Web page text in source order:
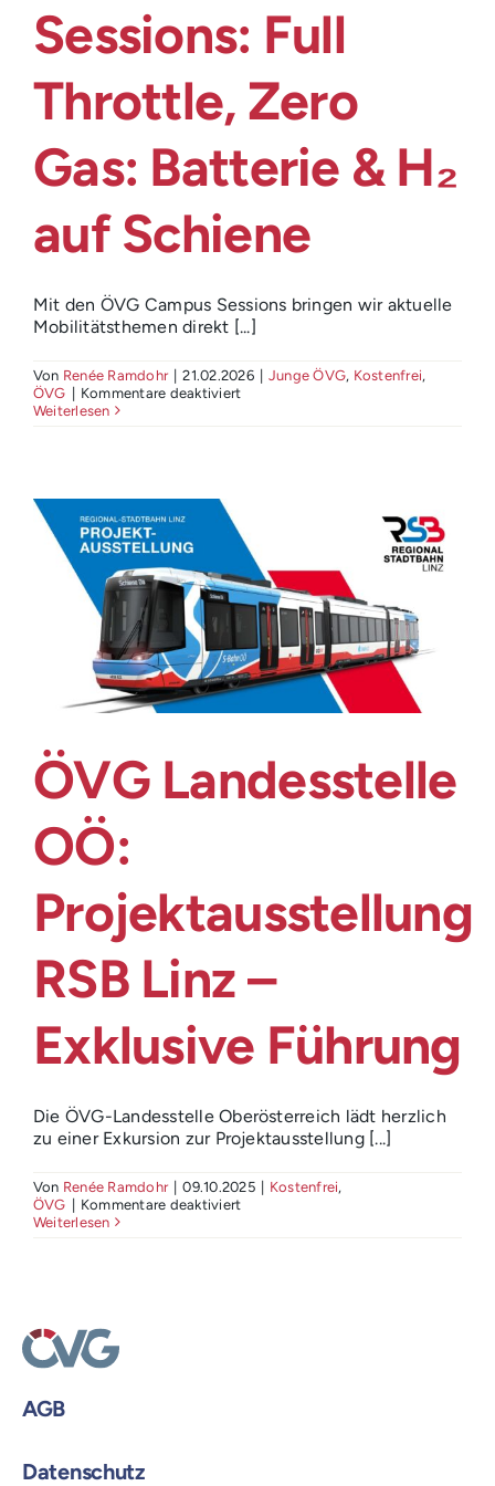
Sessions: Full
Throttle, Zero
Gas: Batterie & H₂
auf Schiene
Mit den ÖVG Campus Sessions bringen wir aktuelle
Mobilitätsthemen direkt [...]
Von Renée Ramdohr | 21.02.2026 | Junge ÖVG, Kostenfrei,
ÖVG | Kommentare deaktiviertfür
Zero
Gas:
Batterie
&
H₂
auf
Schiene
Weiterlesen
ÖVG Landesstelle
OÖ:
Projektausstellung
RSB Linz –
Exklusive Führung
Die ÖVG-Landesstelle Oberösterreich lädt herzlich
zu einer Exkursion zur Projektausstellung [...]
Von Renée Ramdohr | 09.10.2025 | Kostenfrei,
ÖVG | Kommentare deaktiviertfür
Weiterlesen
AGB
Datenschutz